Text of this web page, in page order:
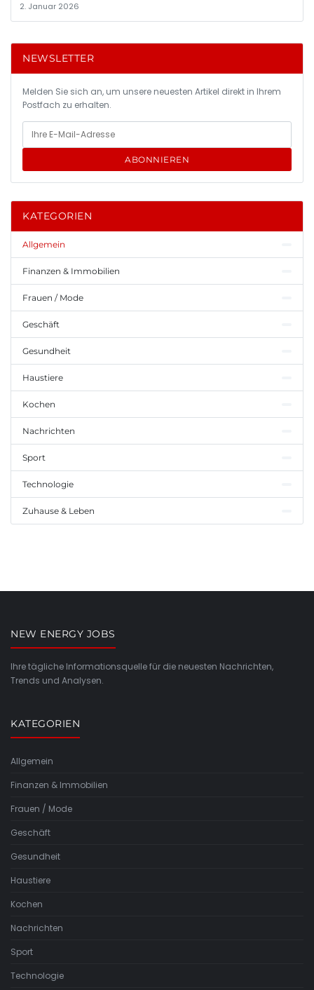
2. Januar 2026
NEWSLETTER
Melden Sie sich an, um unsere neuesten Artikel direkt in Ihrem
Postfach zu erhalten.
ABONNIEREN
KATEGORIEN
Allgemein
Finanzen & Immobilien
Frauen / Mode
Geschäft
Gesundheit
Haustiere
Kochen
Nachrichten
Sport
Technologie
Zuhause & Leben
NEW ENERGY JOBS
Ihre tägliche Informationsquelle für die neuesten Nachrichten,
Trends und Analysen.
KATEGORIEN
Allgemein
Finanzen & Immobilien
Frauen / Mode
Geschäft
Gesundheit
Haustiere
Kochen
Nachrichten
Sport
Technologie